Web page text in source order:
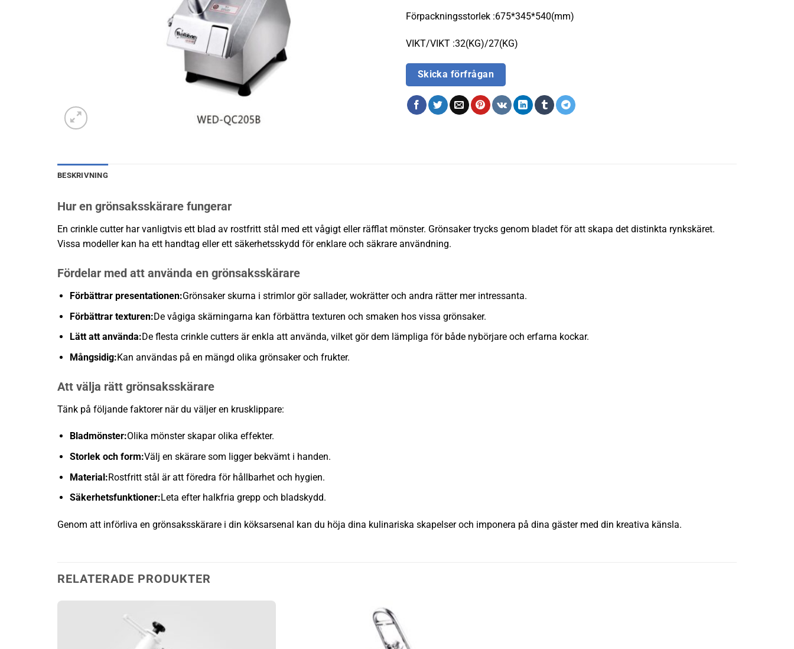
Förpackningsstorlek :675*345*540(mm)
VIKT/VIKT :32(KG)/27(KG)
Skicka förfrågan
BESKRIVNING
Hur en grönsaksskärare fungerar
En crinkle cutter har vanligtvis ett blad av rostfritt stål med ett vågigt eller räfflat mönster. Grönsaker trycks genom bladet för att skapa det distinkta rynkskäret.
Vissa modeller kan ha ett handtag eller ett säkerhetsskydd för enklare och säkrare användning.
Fördelar med att använda en grönsaksskärare
Förbättrar presentationen:Grönsaker skurna i strimlor gör sallader, wokrätter och andra rätter mer intressanta.
Förbättrar texturen:De vågiga skärningarna kan förbättra texturen och smaken hos vissa grönsaker.
Lätt att använda:De flesta crinkle cutters är enkla att använda, vilket gör dem lämpliga för både nybörjare och erfarna kockar.
Mångsidig:Kan användas på en mängd olika grönsaker och frukter.
Att välja rätt grönsaksskärare
Tänk på följande faktorer när du väljer en krusklippare:
Bladmönster:Olika mönster skapar olika effekter.
Storlek och form:Välj en skärare som ligger bekvämt i handen.
Material:Rostfritt stål är att föredra för hållbarhet och hygien.
Säkerhetsfunktioner:Leta efter halkfria grepp och bladskydd.
Genom att införliva en grönsaksskärare i din köksarsenal kan du höja dina kulinariska skapelser och imponera på dina gäster med din kreativa känsla.
RELATERADE PRODUKTER